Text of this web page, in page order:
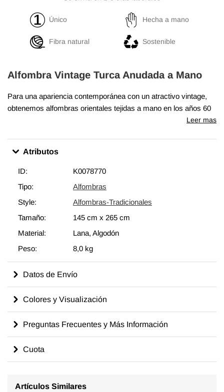
Único Hecha a mano
Fibra natural Sostenible
Alfombra Vintage Turca Anudada a Mano
Para una apariencia contemporánea con un atractivo vintage,
obtenemos alfombras orientales tejidas a mano en los años 60
y 70 en excelentes condiciones y recortamos cuidadosamente
Además de ser únicas y anudadas a mano, estas alfombras
hacen una decoración muy especial acerca de unir
largo del tiempo con un aspecto encantador que complementa
cualquier decoración moderna o bohemia. Eche un vistazo a
nuestro artículo Obtenga la Apariencia "Vivida" para obtener
más información sobre las alfombras vintage "envejecidas".
Leer mas
Atributos
ID:
K0078770
Tipo:
Alfombras
Style:
Alfombras-Tradicionales
Tamaño:
145 cm x 265 cm
Material:
Lana, Algodón
Peso:
8,0 kg
Datos de Envío
Colores y Visualización
Preguntas Frecuentes y Más Información
Cuota
Artículos Similares